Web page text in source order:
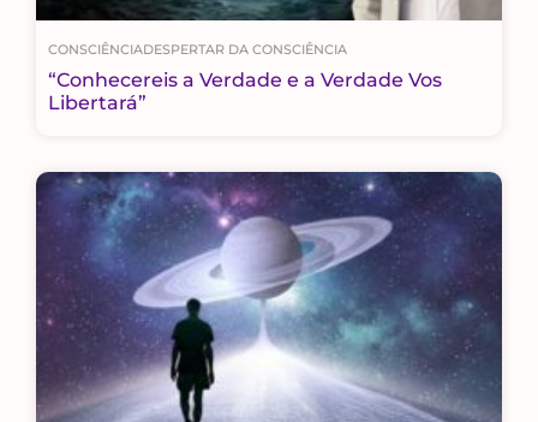
CONSCIÊNCIADESPERTAR DA CONSCIÊNCIA
“Conhecereis a Verdade e a Verdade Vos
Libertará”